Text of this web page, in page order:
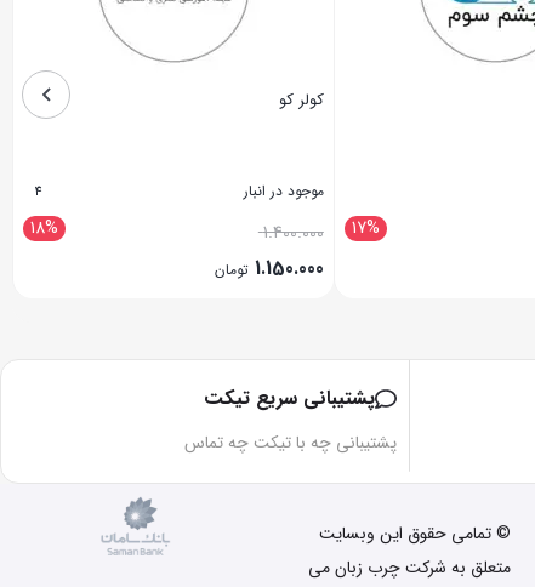
17%
کولر کو
موجود در انبار 4
18% 1.400.000
1.150.000 تومان
پشتیبانی سریع تیکت
پشتیبانی چه با تیکت چه تماس
© تمامی حقوق این وبسایت
متعلق به شرکت چرب زبان می